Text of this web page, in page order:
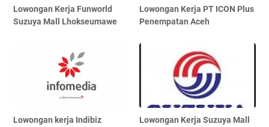
Lowongan Kerja Funworld
Suzuya Mall Lhokseumawe
Lowongan Kerja PT ICON Plus
Penempatan Aceh
Lowongan kerja Indibiz
Lowongan Kerja Suzuya Mall